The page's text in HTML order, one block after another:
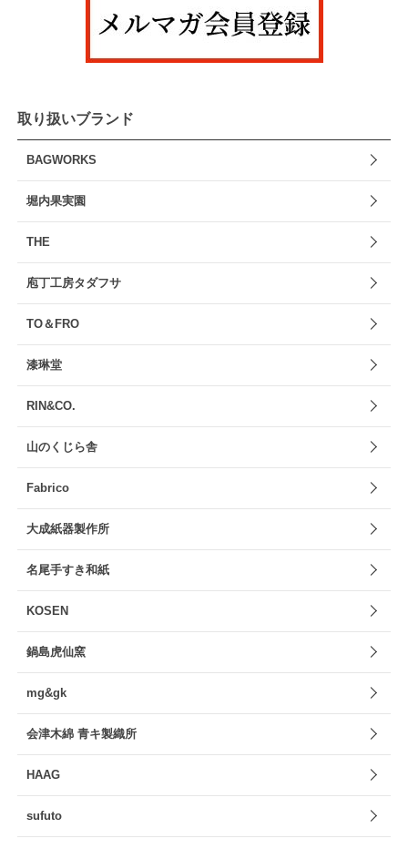
取り扱いブランド
BAGWORKS
堀内果実園
THE
庖丁工房タダフサ
TO＆FRO
漆琳堂
RIN&CO.
山のくじら舎
Fabrico
大成紙器製作所
名尾手すき和紙
KOSEN
鍋島虎仙窯
mg&gk
会津木綿 青キ製織所
HAAG
sufuto